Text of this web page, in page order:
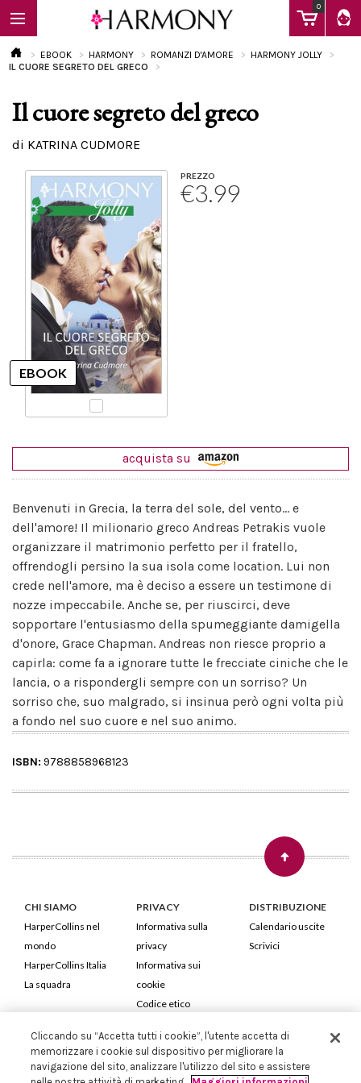
0
EBOOK
Calendario
EBOOK HARMONY ROMANZI D'AMORE
HARMONY JOLLY
IL CUORE SEGRETO DEL GRECO
Il cuore segreto del greco
di KATRINA CUDMORE
PREZZO
€3.99
acquista su
Benvenuti in Grecia, la terra del sole, del vento... e
dell'amore! Il milionario greco Andreas Petrakis vuole
organizzare il matrimonio perfetto per il fratello,
offrendogli persino la sua isola come location. Lui non
crede nell'amore, ma è deciso a essere un testimone di
nozze impeccabile. Anche se, per riuscirci, deve
sopportare l'entusiasmo della spumeggiante damigella
d'onore, Grace Chapman. Andreas non riesce proprio a
capirla: come fa a ignorare tutte le frecciate ciniche che le
lancia, o a rispondergli sempre con un sorriso? Un
sorriso che, suo malgrado, si insinua però ogni volta più
a fondo nel suo cuore e nel suo animo.
ISBN: 9788858968123
CHI SIAMO
HarperCollins nel
mondo
HarperCollins Italia
La squadra
PRIVACY
Informativa sulla
privacy
Informativa sui
cookie
Codice etico
DISTRIBUZIONE
Calendario uscite
Scrivici
HarperCollins Italia S.p.A. Viale Monte Nero, 84 - 20135 Milano
Cod. Fiscale e P.IVA 05946780151 - Capitale Sociale 258.250 €
Cliccando su “Accetta tutti i cookie”, l'utente accetta di
memorizzare i cookie sul dispositivo per migliorare la
navigazione del sito, analizzare l'utilizzo del sito e assistere